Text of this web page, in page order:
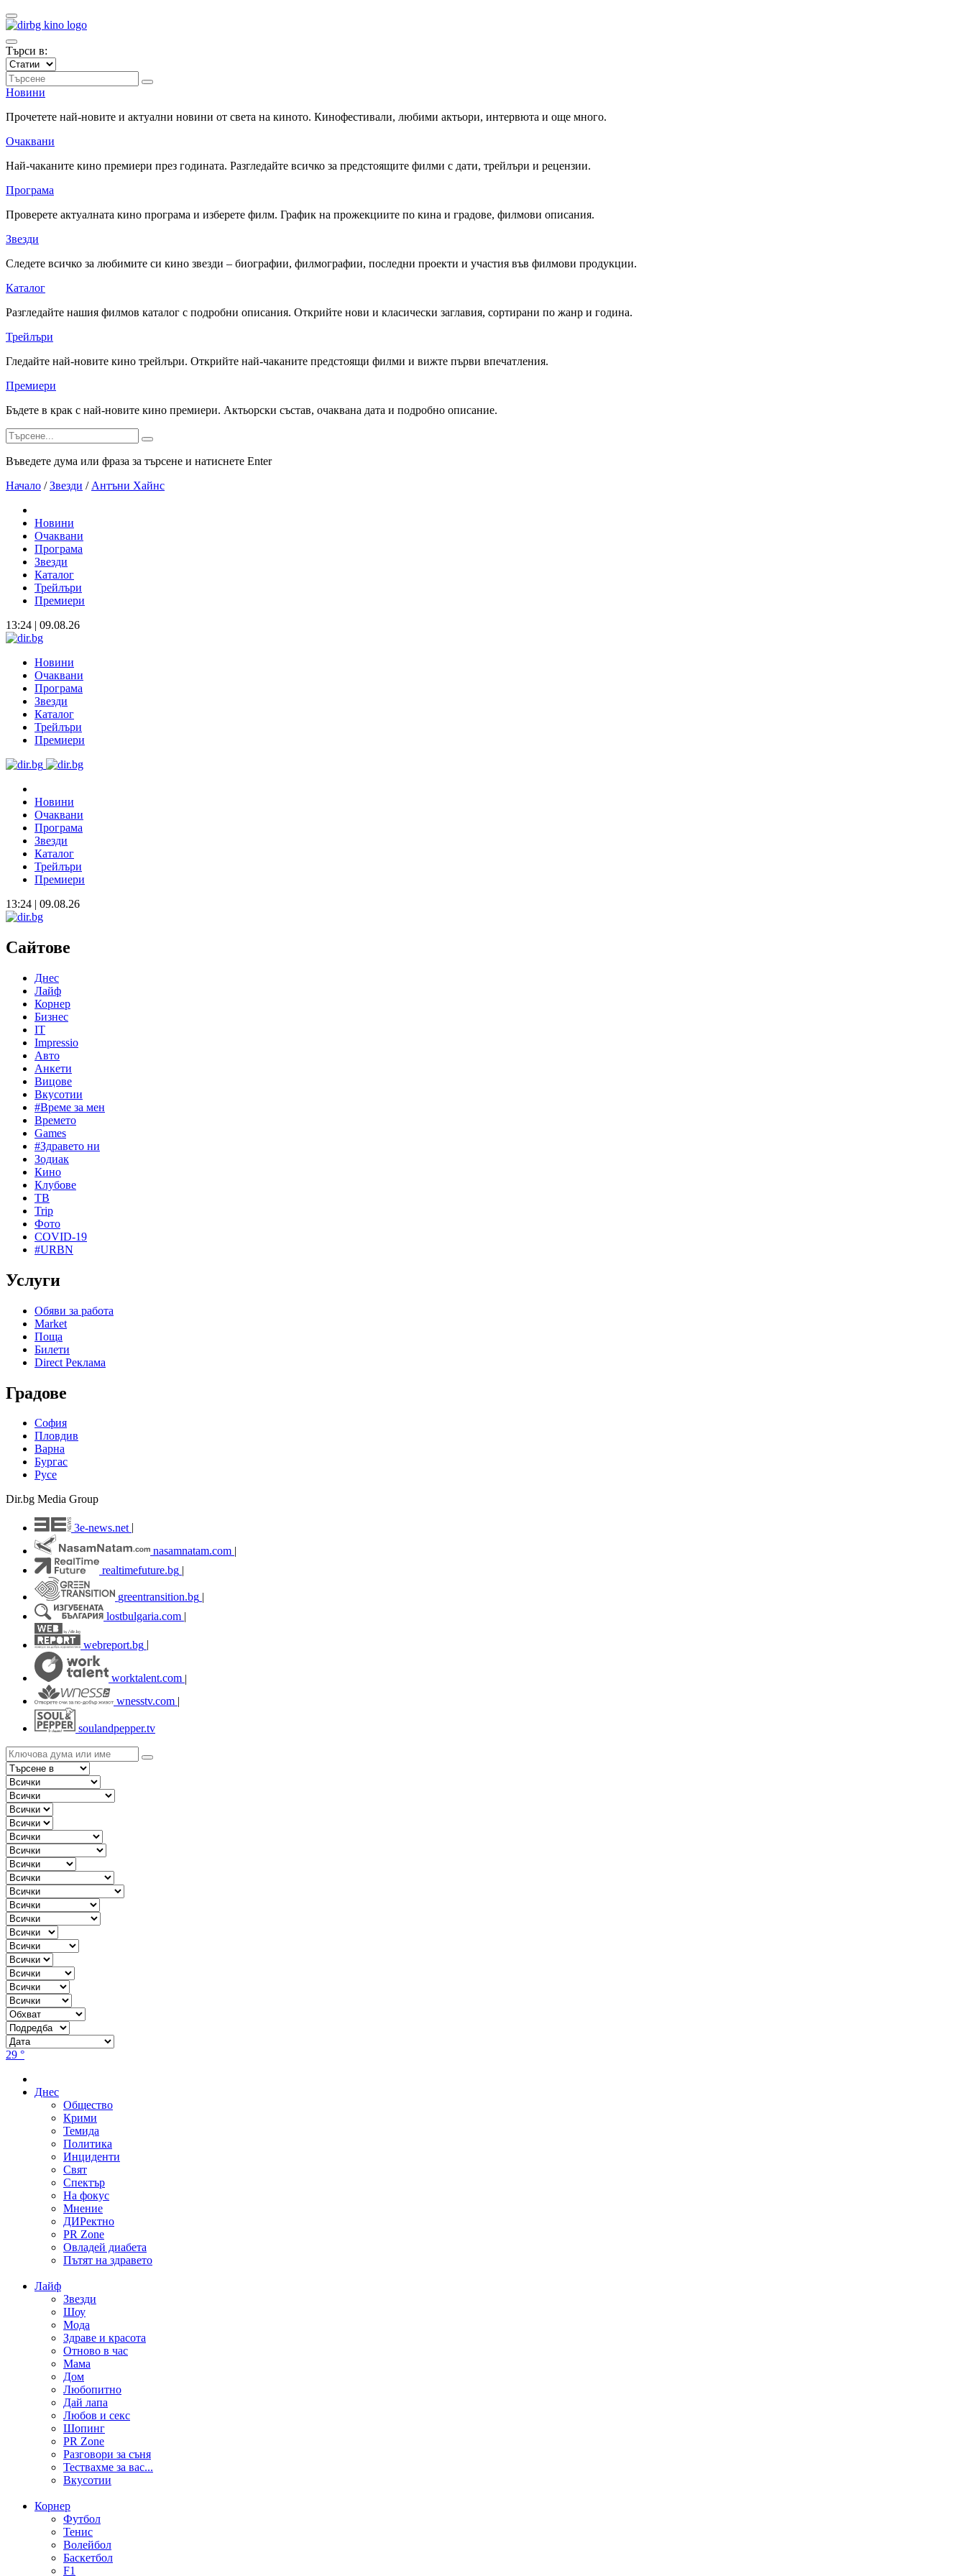
Търси в:
Новини
Прочетете най-новите и актуални новини от света на киното. Кинофестивали, любими актьори, интервюта и още много.
Очаквани
Най-чаканите кино премиери през годината. Разгледайте всичко за предстоящите филми с дати, трейлъри и рецензии.
Програма
Проверете актуалната кино програма и изберете филм. График на прожекциите по кина и градове, филмови описания.
Звезди
Следете всичко за любимите си кино звезди – биографии, филмографии, последни проекти и участия във филмови продукции.
Каталог
Разгледайте нашия филмов каталог с подробни описания. Открийте нови и класически заглавия, сортирани по жанр и година.
Трейлъри
Гледайте най-новите кино трейлъри. Открийте най-чаканите предстоящи филми и вижте първи впечатления.
Премиери
Бъдете в крак с най-новите кино премиери. Актьорски състав, очаквана дата и подробно описание.
Въведете дума или фраза за търсене и натиснете Enter
Начало / Звезди / Антъни Хайнс
Новини
Очаквани
Програма
Звезди
Каталог
Трейлъри
Премиери
13:24 | 09.08.26
Новини
Очаквани
Програма
Звезди
Каталог
Трейлъри
Премиери
Новини
Очаквани
Програма
Звезди
Каталог
Трейлъри
Премиери
13:24 | 09.08.26
Сайтове
Днес
Лайф
Корнер
Бизнес
IT
Impressio
Авто
Анкети
Вицове
Вкусотии
#Време за мен
Времето
Games
#Здравето ни
Зодиак
Кино
Клубове
ТВ
Trip
Фото
COVID-19
#URBN
Услуги
Обяви за работа
Market
Поща
Билети
Direct Реклама
Градове
София
Пловдив
Варна
Бургас
Русе
Dir.bg Media Group
3e-news.net
nasamnatam.com |
realtimefuture.bg |
greentransition.bg |
lostbulgaria.com |
webreport.bg
worktalent.com |
wnesstv.com |
soulandpepper.tv
29 °
Днес
Общество
Крими
Темида
Политика
Инциденти
Свят
Спектър
На фокус
Мнение
ДИРектно
PR Zone
Овладей диабета
Пътят на здравето
Лайф
Звезди
Шоу
Мода
Здраве и красота
Отново в час
Мама
Дом
Любопитно
Дай лапа
Любов и секс
Шопинг
PR Zone
Разговори за съня
Тествахме за вас...
Вкусотии
Корнер
Футбол
Тенис
Волейбол
Баскетбол
F1